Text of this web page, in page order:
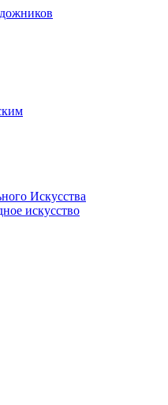
Искусства
искусство